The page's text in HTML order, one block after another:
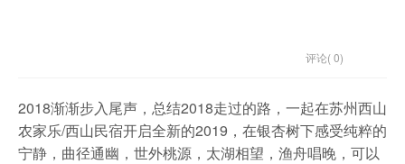
农家乐
评论( 0)
2018渐渐步入尾声，总结2018走过的路，一起在苏州西山
农家乐/西山民宿开启全新的2019，在银杏树下感受纯粹的
宁静，曲径通幽，世外桃源，太湖相望，渔舟唱晚，可以